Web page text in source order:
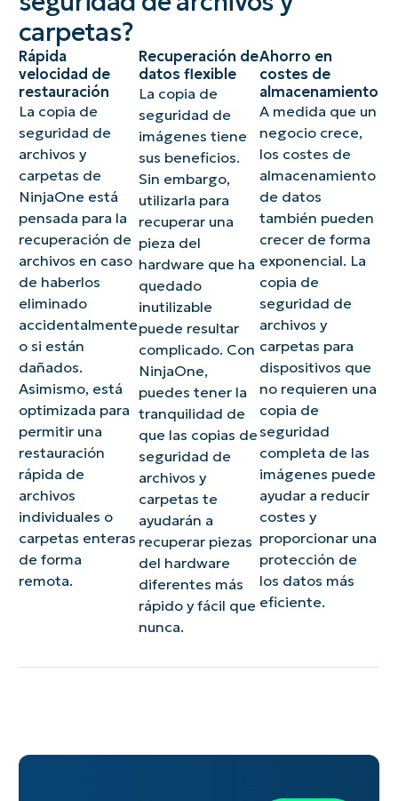
carpetas?
Rápida
velocidad de
restauración
La copia de
seguridad de
archivos y
carpetas de
NinjaOneestá
pensada para la
recuperación de
archivos en caso
de haberlos
eliminado
accidentalmente
o si están
dañados.
Asimismo, está
optimizada para
permitir una
restauración
rápida de
archivos
individuales o
carpetas enteras
de forma
remota.
Recuperación de
datos flexible
La copia de
seguridad de
imágenes tiene
sus beneficios.
Sin embargo,
utilizarla para
recuperar una
pieza del
hardware que ha
quedado
inutilizable
puede resultar
complicado. Con
NinjaOne,
puedes tener la
tranquilidad de
que las copias de
seguridad de
archivos y
carpetas te
ayudarán a
recuperar piezas
del hardware
diferentes más
rápido y fácil que
nunca.
Ahorro en
costes de
almacenamiento
A medida que un
negocio crece,
los costes de
almacenamiento
de datos
también pueden
crecer de forma
exponencial. La
copia de
seguridad de
archivos y
carpetas para
dispositivos que
no requieren una
copia de
seguridad
completa de las
imágenes puede
ayudar a reducir
costes y
proporcionar una
protección de
los datos más
eficiente.